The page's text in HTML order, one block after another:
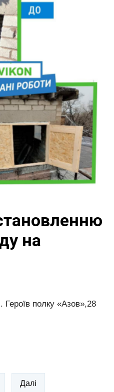
на
Героїв полку «Азов»,28
Далі